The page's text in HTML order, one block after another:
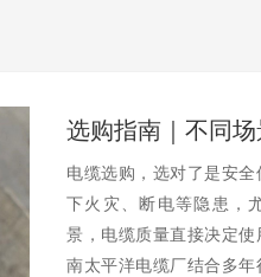
电缆选购，选对了是安
下火灾、断电等隐患，
景，电缆质量直接决定
南太平洋电缆厂结合多